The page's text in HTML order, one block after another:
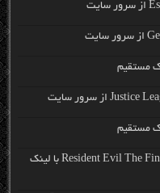
دانلود رایگان فیلم خارجی Resident Evil The Final Chapter 2017 با لینک